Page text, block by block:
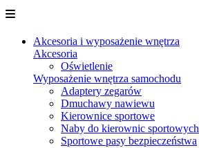
Akcesoria i wyposażenie wnętrza
Akcesoria
Oświetlenie
Wyposażenie wnętrza samochodu
Adaptery zegarów
Dmuchawy nawiewu
Kierownice sportowe
Naby do kierownic sportowych
Sportowe pasy bezpieczeństwa